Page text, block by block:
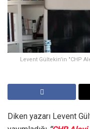
Levent Gültekin'in "CHP
Diken yazarı Levent